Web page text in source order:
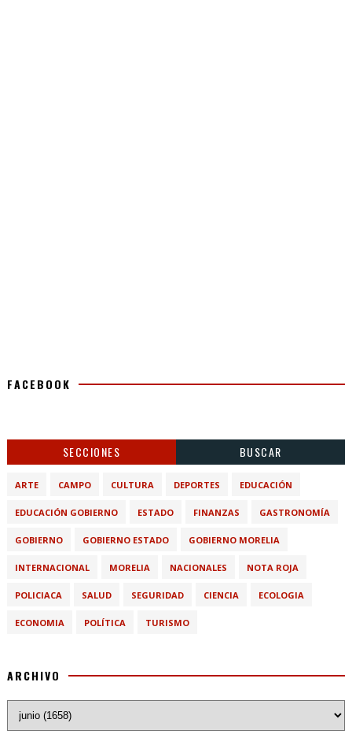
FACEBOOK
SECCIONES BUSCAR
ARTE CAMPO CULTURA DEPORTES EDUCACIÓN
EDUCACIÓN GOBIERNO ESTADO FINANZAS GASTRONOMÍA
GOBIERNO GOBIERNO ESTADO GOBIERNO MORELIA
INTERNACIONAL MORELIA NACIONALES NOTA ROJA
POLICIACA SALUD SEGURIDAD CIENCIA ECOLOGIA
ECONOMIA POLÍTICA TURISMO
ARCHIVO